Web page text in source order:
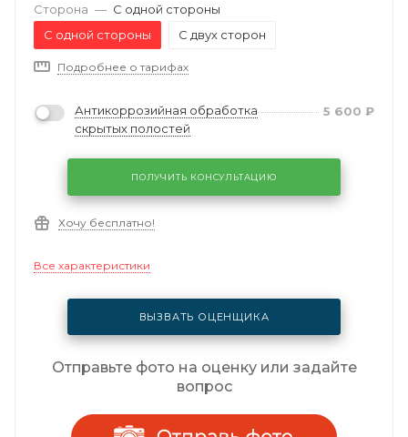
Сторона — С одной стороны
С одной стороны
С двух сторон
Подробнее о тарифах
Антикоррозийная обработка
скрытых полостей
5 600 ₽
ПОЛУЧИТЬ КОНСУЛЬТАЦИЮ
Хочу бесплатно!
Все характеристики
ВЫЗВАТЬ ОЦЕНЩИКА
Отправьте фото на оценку или задайте
вопрос